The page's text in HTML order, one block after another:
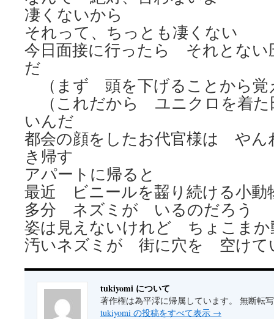
凄くないから
それって、ちっとも凄くない
今日面接に行ったら それとない
だ
（まず 頭を下げることから
（これだから ユニクロを着た
いんだ
都会の顔をしたお代官様は やん
き帰す
アパートに帰ると
最近 ビニールを齧り続ける小動
多分 ネズミが いるのだろう
姿は見えないけれど ちょこま
汚いネズミが 街に穴を 空けて
tukiyomi について
著作権は為平澪に帰属しています。 無断転
tukiyomi の投稿をすべて表示 →